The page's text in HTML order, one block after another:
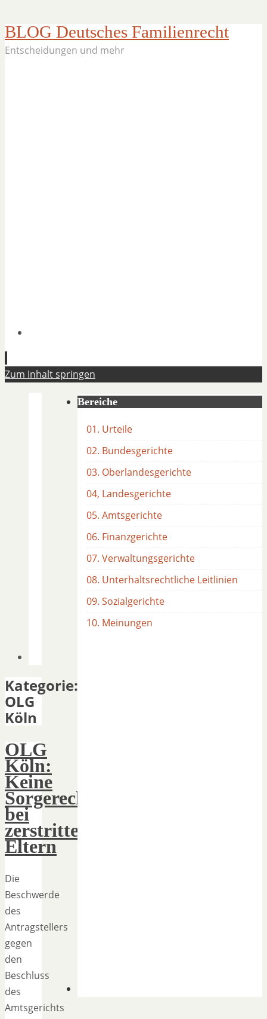
BLOG Deutsches Familienrecht
Entscheidungen und mehr
Zum Inhalt springen
Kategorie:
OLG
Köln
OLG
Köln:
Keine
Sorgerechtsübertragung
bei
zerstrittenen
Eltern
Die
Beschwerde
des
Antragstellers
gegen
den
Beschluss
des
Amtsgerichts
Bereiche
01. Urteile
02. Bundesgerichte
03. Oberlandesgerichte
04, Landesgerichte
05. Amtsgerichte
06. Finanzgerichte
07. Verwaltungsgerichte
08. Unterhaltsrechtliche Leitlinien
09. Sozialgerichte
10. Meinungen